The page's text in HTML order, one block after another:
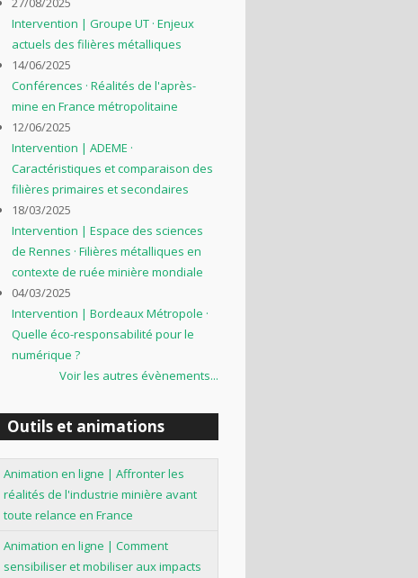
Intervention | Groupe UT · Enjeux
actuels des filières métalliques
14/06/2025
Conférences · Réalités de l'après-
mine en France métropolitaine
12/06/2025
Intervention | ADEME ·
Caractéristiques et comparaison des
filières primaires et secondaires
18/03/2025
Intervention | Espace des sciences
de Rennes · Filières métalliques en
contexte de ruée minière mondiale
04/03/2025
Intervention | Bordeaux Métropole ·
Quelle éco-responsabilité pour le
numérique ?
Voir les autres évènements...
Outils et animations
Animation en ligne | Affronter les
réalités de l'industrie minière avant
toute relance en France
Animation en ligne | Comment
sensibiliser et mobiliser aux impacts